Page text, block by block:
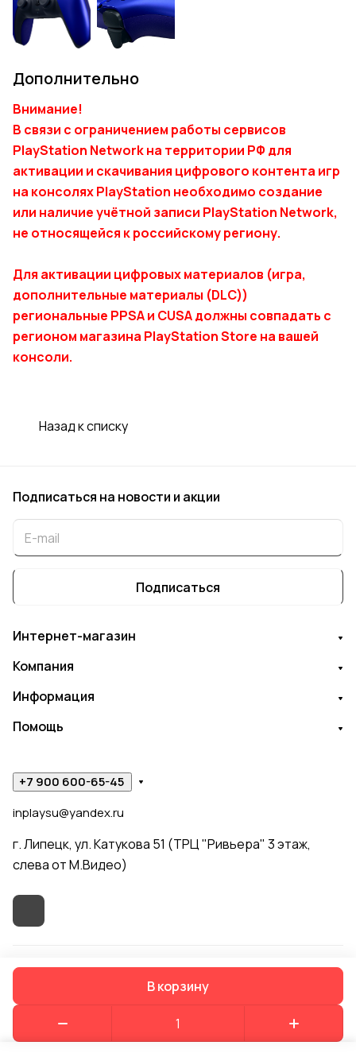
В корзину
Дополнительно
Внимание!
В связи с ограничением работы сервисов
PlayStation Network на территории РФ для
активации и скачивания цифрового контента игр
на консолях PlayStation необходимо создание
или наличие учётной записи PlayStation Network,
не относящейся к российскому региону.
Для активации цифровых материалов (игра,
дополнительные материалы (DLC))
региональные PPSA и CUSA должны совпадать с
регионом магазина PlayStation Store на вашей
консоли.
Назад к списку
Подписаться на новости и акции
Подписаться
Интернет-магазин
Компания
Информация
Помощь
+7 900 600-65-45
inplaysu@yandex.ru
г. Липецк, ул. Катукова 51 (ТРЦ "Ривьера" 3 этаж,
слева от М.Видео)
Оферта